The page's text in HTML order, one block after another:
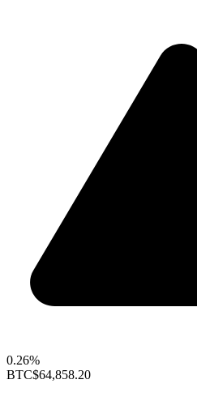
0.26%
BTC$64,858.20